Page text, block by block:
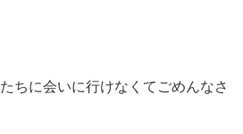
ちに会いに行けなくてごめんなさ